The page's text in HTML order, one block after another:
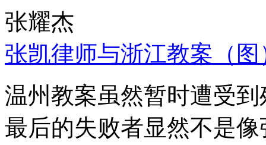
张耀杰
张凯律师与浙江教案（图
温州教案虽然暂时遭受
最后的失败者显然不是